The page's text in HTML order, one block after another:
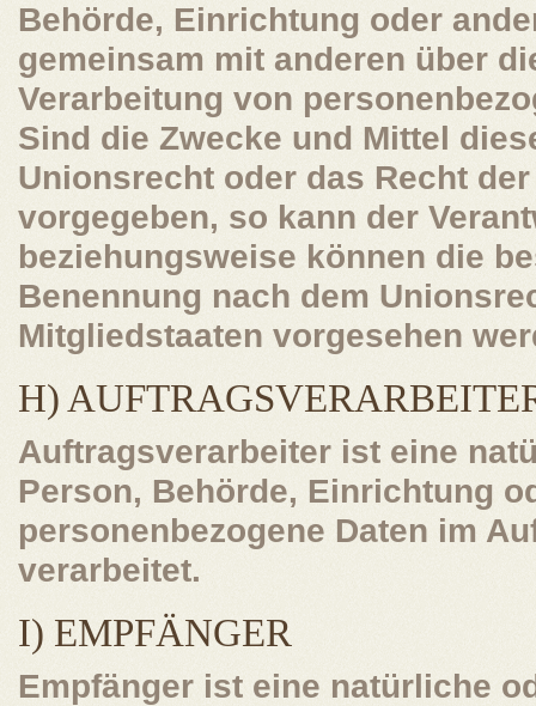
Behörde, Einrichtung oder
gemeinsam mit anderen über
Verarbeitung von
Sind die Zwecke und Mittel
Unionsrecht oder das Recht
vorgegeben, so kann der
beziehungsweise können die
Benennung nach dem
Mitgliedstaaten vorgesehen
H)
Auftragsverarbeiter ist eine
Person, Behörde, Einrichtung
personenbezogene Daten im
verarbeitet.
I) EMPFÄNGER
Empfänger ist eine natürliche